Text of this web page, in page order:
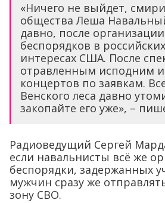
«Ничего не выйдет,
общества Леша
давно, после
беспорядков в
интересах США. После
отравленным исподним
концертов по заявкам.
Венского леса давно
закопайте его уже», –
Радиоведущий Сергей
если навальнисты всё же
беспорядки, задержанных
мужчин сразу же
зону СВО.